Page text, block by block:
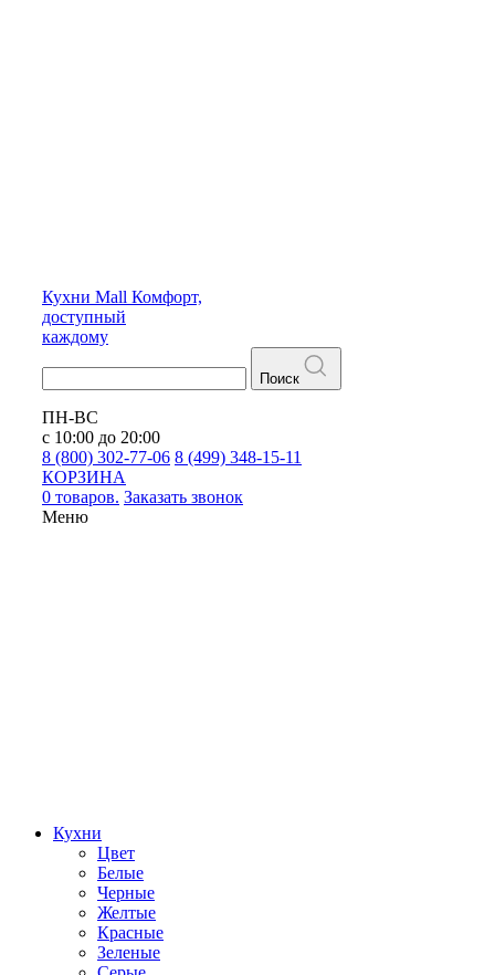
Кухни Mall Комфорт,
доступный
каждому
Поиск
ПН-ВС
с 10:00 до 20:00
8 (800) 302-77-06 8 (499) 348-15-11
КОРЗИНА
0 товаров. Заказать звонок
Меню
Кухни
Цвет
Белые
Черные
Желтые
Красные
Зеленые